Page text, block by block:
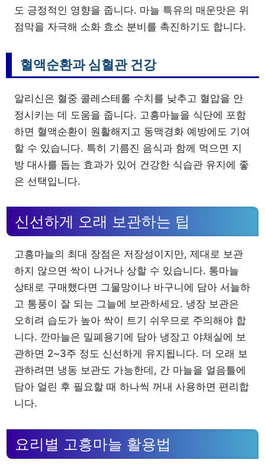
도 긍정적인 영향을 줍니다. 마늘 특유의 매운맛은 위
점막을 자극해 소화 효소 분비를 촉진하기도 합니다.
혈액순환과 심혈관 건강
알리신은 혈중 콜레스테롤 수치를 낮추고 혈압을 안
정시키는 데 도움을 줍니다. 고흥마늘을 식단에 포함
하면 혈액순환이 원활해지고 동맥경화 예방에도 기여
할 수 있습니다. 특히 기름진 음식과 함께 먹으면 지
방 대사를 돕는 효과가 있어 건강한 식습관 유지에 좋
은 선택입니다.
신선하게 오래 보관하는 팁
고흥마늘의 최대 장점은 저장성이지만, 제대로 보관
하지 않으면 싹이 나거나 상할 수 있습니다. 통마늘
상태로 구매했다면 그물망이나 바구니에 담아 서늘하
고 통풍이 잘 되는 그늘에 보관하세요. 냉장 보관은
오히려 습도가 높아 싹이 트기 쉬우므로 주의해야 합
니다. 깐마늘은 밀폐용기에 담아 냉장고 야채실에 보
관하면 2~3주 정도 신선하게 유지됩니다. 더 오래 보
관하려면 냉동 보관도 가능한데, 간 마늘을 얼음틀에
담아 얼린 후 필요할 때 하나씩 꺼내 사용하면 편리합
니다.
요리별 고흥마늘 활용법